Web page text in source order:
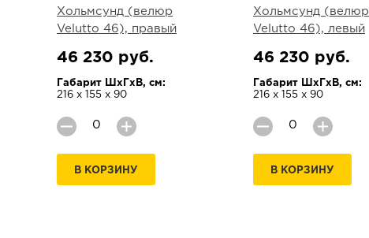
Хольмсунд (велюр
Velutto 46), правый
46 230 руб.
Габарит ШхГхВ, см:
216 х 155 х 90
В КОРЗИНУ
Хольмсунд (велюр
Velutto 46), левый
46 230 руб.
Габарит ШхГхВ, см:
216 х 155 х 90
В КОРЗИНУ